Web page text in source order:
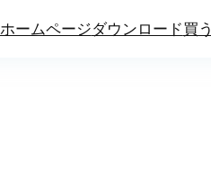
ホームページダウンロード買う